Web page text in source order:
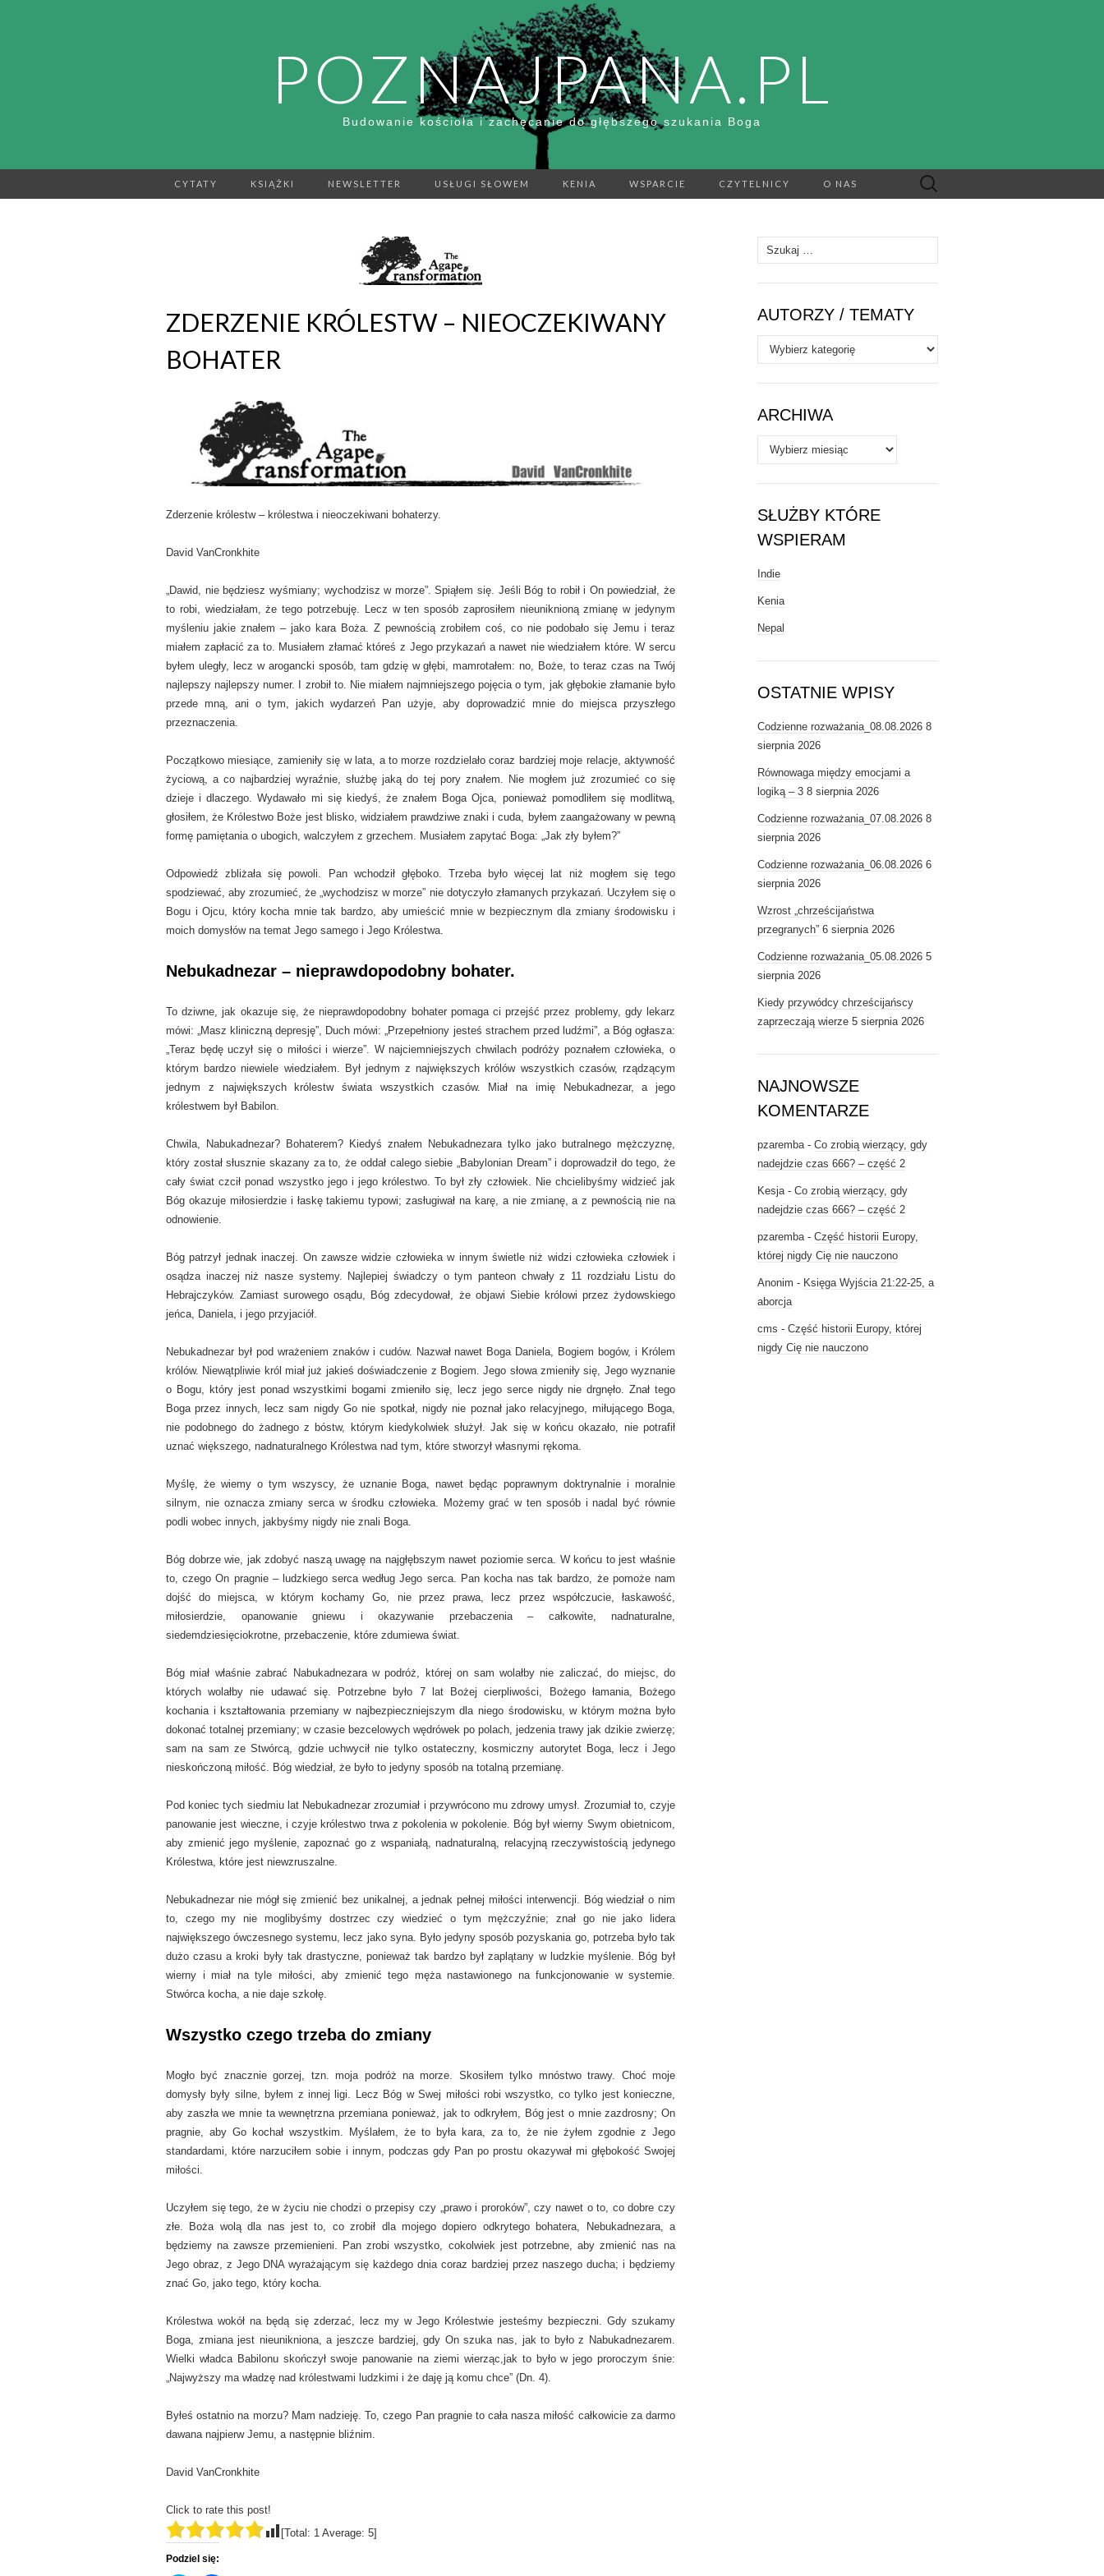
POZNAJPANA.PL
Budowanie kościoła i zachęcanie do głębszego szukania Boga
CYTATY KSIĄŻKI NEWSLETTER USŁUGI SŁOWEM KENIA WSPARCIE CZYTELNICY O NAS Szukaj:
ZDERZENIE KRÓLESTW – NIEOCZEKIWANY
BOHATER
Zderzenie królestw – królestwa i nieoczekiwani bohaterzy.
David VanCronkhite
„Dawid, nie będziesz wyśmiany; wychodzisz w morze”. Spiąłem się. Jeśli Bóg to robił i On powiedział, że
to robi, wiedziałam, że tego potrzebuję. Lecz w ten sposób zaprosiłem nieuniknioną zmianę w jedynym
myśleniu jakie znałem – jako kara Boża. Z pewnością zrobiłem coś, co nie podobało się Jemu i teraz
miałem zapłacić za to. Musiałem złamać któreś z Jego przykazań a nawet nie wiedziałem które. W sercu
byłem uległy, lecz w arogancki sposób, tam gdzię w głębi, mamrotałem: no, Boże, to teraz czas na Twój
najlepszy najlepszy numer. I zrobił to. Nie miałem najmniejszego pojęcia o tym, jak głębokie złamanie było
przede mną, ani o tym, jakich wydarzeń Pan użyje, aby doprowadzić mnie do miejsca przyszłego
przeznaczenia.
Początkowo miesiące, zamieniły się w lata, a to morze rozdzielało coraz bardziej moje relacje, aktywność
życiową, a co najbardziej wyraźnie, służbę jaką do tej pory znałem. Nie mogłem już zrozumieć co się
dzieje i dlaczego. Wydawało mi się kiedyś, że znałem Boga Ojca, ponieważ pomodliłem się modlitwą,
głosiłem, że Królestwo Boże jest blisko, widziałem prawdziwe znaki i cuda, byłem zaangażowany w pewną
formę pamiętania o ubogich, walczyłem z grzechem. Musiałem zapytać Boga: „Jak zły byłem?”
Odpowiedź zbliżała się powoli. Pan wchodził głęboko. Trzeba było więcej lat niż mogłem się tego
spodziewać, aby zrozumieć, że „wychodzisz w morze” nie dotyczyło złamanych przykazań. Uczyłem się o
Bogu i Ojcu, który kocha mnie tak bardzo, aby umieścić mnie w bezpiecznym dla zmiany środowisku i
moich domysłów na temat Jego samego i Jego Królestwa.
Nebukadnezar – nieprawdopodobny bohater.
To dziwne, jak okazuje się, że nieprawdopodobny bohater pomaga ci przejść przez problemy, gdy lekarz
mówi: „Masz kliniczną depresję”, Duch mówi: „Przepełniony jesteś strachem przed ludźmi”, a Bóg ogłasza:
„Teraz będę uczył się o miłości i wierze”. W najciemniejszych chwilach podróży poznałem człowieka, o
którym bardzo niewiele wiedziałem. Był jednym z największych królów wszystkich czasów, rządzącym
jednym z największych królestw świata wszystkich czasów. Miał na imię Nebukadnezar, a jego
królestwem był Babilon.
Chwila, Nabukadnezar? Bohaterem? Kiedyś znałem Nebukadnezara tylko jako butralnego mężczyznę,
który został słusznie skazany za to, że oddał calego siebie „Babylonian Dream” i doprowadził do tego, że
cały świat czcił ponad wszystko jego i jego królestwo. To był zły człowiek. Nie chcielibyśmy widzieć jak
Bóg okazuje miłosierdzie i łaskę takiemu typowi; zasługiwał na karę, a nie zmianę, a z pewnością nie na
odnowienie.
Bóg patrzył jednak inaczej. On zawsze widzie człowieka w innym świetle niż widzi człowieka człowiek i
osądza inaczej niż nasze systemy. Najlepiej świadczy o tym panteon chwały z 11 rozdziału Listu do
Hebrajczyków. Zamiast surowego osądu, Bóg zdecydował, że objawi Siebie królowi przez żydowskiego
jeńca, Daniela, i jego przyjaciół.
Nebukadnezar był pod wrażeniem znaków i cudów. Nazwał nawet Boga Daniela, Bogiem bogów, i Królem
królów. Niewątpliwie król miał już jakieś doświadczenie z Bogiem. Jego słowa zmieniły się, Jego wyznanie
o Bogu, który jest ponad wszystkimi bogami zmieniło się, lecz jego serce nigdy nie drgnęło. Znał tego
Boga przez innych, lecz sam nigdy Go nie spotkał, nigdy nie poznał jako relacyjnego, miłującego Boga,
nie podobnego do żadnego z bóstw, którym kiedykolwiek służył. Jak się w końcu okazało, nie potrafił
uznać większego, nadnaturalnego Królestwa nad tym, które stworzył własnymi rękoma.
Myślę, że wiemy o tym wszyscy, że uznanie Boga, nawet będąc poprawnym doktrynalnie i moralnie
silnym, nie oznacza zmiany serca w środku człowieka. Możemy grać w ten sposób i nadal być równie
podli wobec innych, jakbyśmy nigdy nie znali Boga.
Bóg dobrze wie, jak zdobyć naszą uwagę na najgłębszym nawet poziomie serca. W końcu to jest właśnie
to, czego On pragnie – ludzkiego serca według Jego serca. Pan kocha nas tak bardzo, że pomoże nam
dojść do miejsca, w którym kochamy Go, nie przez prawa, lecz przez współczucie, łaskawość,
miłosierdzie, opanowanie gniewu i okazywanie przebaczenia – całkowite, nadnaturalne,
siedemdziesięciokrotne, przebaczenie, które zdumiewa świat.
Bóg miał właśnie zabrać Nabukadnezara w podróż, której on sam wolałby nie zaliczać, do miejsc, do
których wolałby nie udawać się. Potrzebne było 7 lat Bożej cierpliwości, Bożego łamania, Bożego
kochania i kształtowania przemiany w najbezpieczniejszym dla niego środowisku, w którym można było
dokonać totalnej przemiany; w czasie bezcelowych wędrówek po polach, jedzenia trawy jak dzikie zwierzę;
sam na sam ze Stwórcą, gdzie uchwycił nie tylko ostateczny, kosmiczny autorytet Boga, lecz i Jego
nieskończoną miłość. Bóg wiedział, że było to jedyny sposób na totalną przemianę.
Pod koniec tych siedmiu lat Nebukadnezar zrozumiał i przywrócono mu zdrowy umysł. Zrozumiał to, czyje
panowanie jest wieczne, i czyje królestwo trwa z pokolenia w pokolenie. Bóg był wierny Swym obietnicom,
aby zmienić jego myślenie, zapoznać go z wspaniałą, nadnaturalną, relacyjną rzeczywistością jedynego
Królestwa, które jest niewzruszalne.
Nebukadnezar nie mógł się zmienić bez unikalnej, a jednak pełnej miłości interwencji. Bóg wiedział o nim
to, czego my nie moglibyśmy dostrzec czy wiedzieć o tym mężczyźnie; znał go nie jako lidera
największego ówczesnego systemu, lecz jako syna. Było jedyny sposób pozyskania go, potrzeba było tak
dużo czasu a kroki były tak drastyczne, ponieważ tak bardzo był zaplątany w ludzkie myślenie. Bóg był
wierny i miał na tyle miłości, aby zmienić tego męża nastawionego na funkcjonowanie w systemie.
Stwórca kocha, a nie daje szkołę.
Wszystko czego trzeba do zmiany
Mogło być znacznie gorzej, tzn. moja podróż na morze. Skosiłem tylko mnóstwo trawy. Choć moje
domysły były silne, byłem z innej ligi. Lecz Bóg w Swej miłości robi wszystko, co tylko jest konieczne,
aby zaszła we mnie ta wewnętrzna przemiana ponieważ, jak to odkryłem, Bóg jest o mnie zazdrosny; On
pragnie, aby Go kochał wszystkim. Myślałem, że to była kara, za to, że nie żyłem zgodnie z Jego
standardami, które narzuciłem sobie i innym, podczas gdy Pan po prostu okazywał mi głębokość Swojej
miłości.
Uczyłem się tego, że w życiu nie chodzi o przepisy czy „prawo i proroków”, czy nawet o to, co dobre czy
złe. Boża wolą dla nas jest to, co zrobił dla mojego dopiero odkrytego bohatera, Nebukadnezara, a
będziemy na zawsze przemienieni. Pan zrobi wszystko, cokolwiek jest potrzebne, aby zmienić nas na
Jego obraz, z Jego DNA wyrażającym się każdego dnia coraz bardziej przez naszego ducha; i będziemy
znać Go, jako tego, który kocha.
Królestwa wokół na będą się zderzać, lecz my w Jego Królestwie jesteśmy bezpieczni. Gdy szukamy
Boga, zmiana jest nieunikniona, a jeszcze bardziej, gdy On szuka nas, jak to było z Nabukadnezarem.
Wielki władca Babilonu skończył swoje panowanie na ziemi wierząc,jak to było w jego proroczym śnie:
„Najwyższy ma władzę nad królestwami ludzkimi i że daję ją komu chce” (Dn. 4).
Byłeś ostatnio na morzu? Mam nadzieję. To, czego Pan pragnie to cała nasza miłość całkowicie za darmo
dawana najpierw Jemu, a następnie bliźnim.
David VanCronkhite
Click to rate this post!
[Total: 1 Average: 5]
Podziel się:
Szukaj:
AUTORZY / TEMATY
Autorzy
/
Tematy
ARCHIWA
Archiwa
SŁUŻBY KTÓRE
WSPIERAM
Indie
Kenia
Nepal
OSTATNIE WPISY
Codzienne rozważania_08.08.2026 8
sierpnia 2026
Równowaga między emocjami a
logiką – 3 8 sierpnia 2026
Codzienne rozważania_07.08.2026 8
sierpnia 2026
Codzienne rozważania_06.08.2026 6
sierpnia 2026
Wzrost „chrześcijaństwa
przegranych” 6 sierpnia 2026
Codzienne rozważania_05.08.2026 5
sierpnia 2026
Kiedy przywódcy chrześcijańscy
zaprzeczają wierze 5 sierpnia 2026
NAJNOWSZE
KOMENTARZE
pzaremba- Co zrobią wierzący, gdy
nadejdzie czas 666? – część 2
Kesja- Co zrobią wierzący, gdy
nadejdzie czas 666? – część 2
pzaremba- Część historii Europy,
której nigdy Cię nie nauczono
Anonim - Księga Wyjścia 21:22-25, a
aborcja
cms - Część historii Europy, której
nigdy Cię nie nauczono